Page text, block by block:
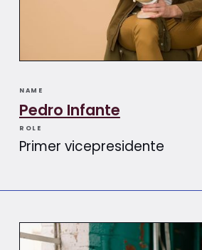
NAME
Pedro Infante
ROLE
Primer vicepresidente